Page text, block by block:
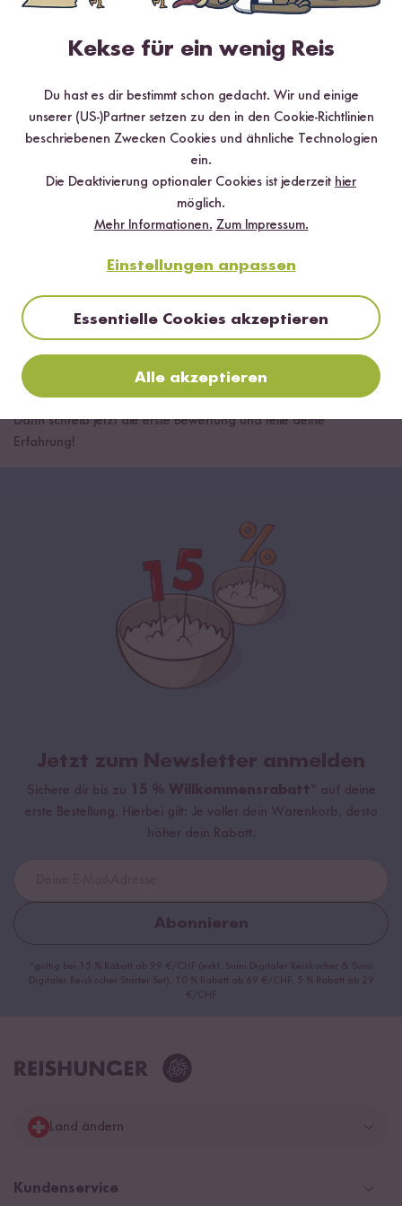
4 Sterne 0 %
3 Sterne 0 %
2 Sterne 0 %
Bewerte dieses Produkt
HilfreichsteNeuesteHöchste BewertungNiedrigste Bewertung
Schon probiert und für gut befunden?
Dann schreib jetzt die erste Bewertung und teile deine
Erfahrung!
Jetzt zum Newsletter anmelden
Sichere dir bis zu 15 % Willkommensrabatt* auf deine
erste Bestellung. Hierbei gilt: Je voller dein Warenkorb, desto
höher dein Rabatt.
Abonnieren
*gültig bei 15 % Rabatt ab 99 €/CHF (exkl. Sumi Digitaler Reiskocher & Sumi
Digitaler Reiskocher Starter Set), 10 % Rabatt ab 69 €/CHF, 5 % Rabatt ab 29
€/CHF
Land ändern
Deutschland
Kundenservice
Kekse für ein wenig Reis
Du hast es dir bestimmt schon gedacht. Wir und einige
unserer (US-)Partner setzen zu den in den Cookie-Richtlinien
beschriebenen Zwecken Cookies und ähnliche Technologien
ein.
Die Deaktivierung optionaler Cookies ist jederzeit hier
möglich.
Mehr Informationen. Zum Impressum.
Einstellungen anpassen
Essentielle Cookies akzeptieren
Alle akzeptieren